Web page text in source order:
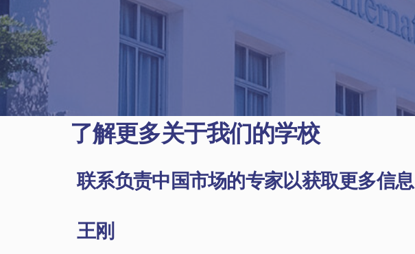
了解更多关于我们的学校
联系负责中国市场的专家以获取更多信息
王刚